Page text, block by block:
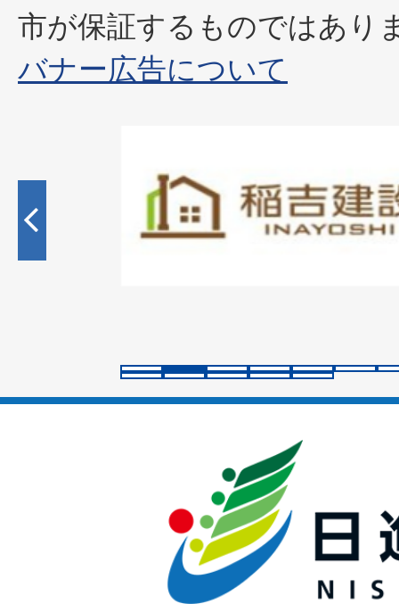
市が保証するものではあり
バナー広告について
枚
目
ラ
イ